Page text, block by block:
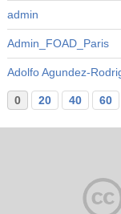
admin
Admin_FOAD_Paris
Adolfo Agundez-
0 20 40 60